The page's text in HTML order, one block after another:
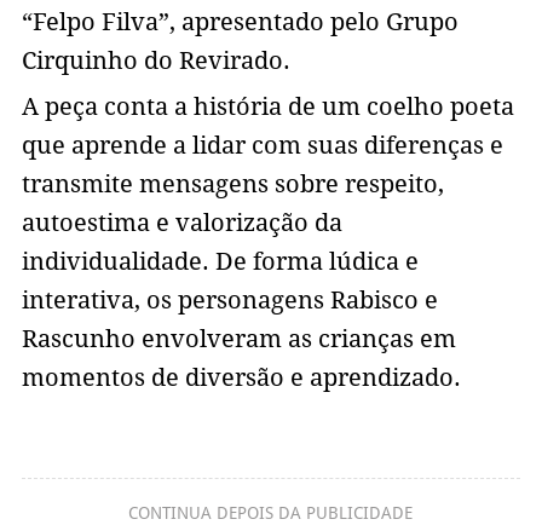
“Felpo Filva”, apresentado pelo Grupo
Cirquinho do Revirado.
A peça conta a história de um coelho poeta
que aprende a lidar com suas diferenças e
transmite mensagens sobre respeito,
autoestima e valorização da
individualidade. De forma lúdica e
interativa, os personagens Rabisco e
Rascunho envolveram as crianças em
momentos de diversão e aprendizado.
CONTINUA DEPOIS DA PUBLICIDADE